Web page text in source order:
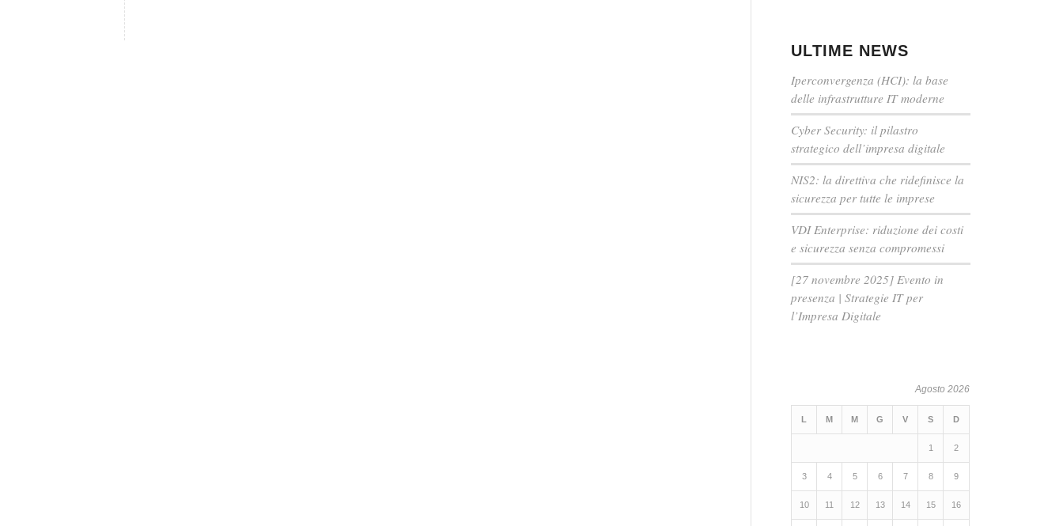
ULTIME NEWS
Iperconvergenza (HCI): la base
delle infrastrutture IT moderne
Cyber Security: il pilastro
strategico dell’impresa digitale
NIS2: la direttiva che ridefinisce la
sicurezza per tutte le imprese
VDI Enterprise: riduzione dei costi
e sicurezza senza compromessi
[27 novembre 2025] Evento in
presenza | Strategie IT per
l’Impresa Digitale
Agosto 2026
L M M G V S D
1 2
3 4 5 6 7 8 9
10 11 12 13 14 15 16